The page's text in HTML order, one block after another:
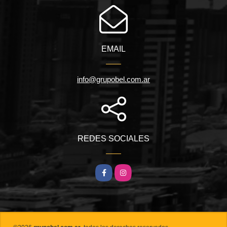
EMAIL
info@grupobel.com.ar
REDES SOCIALES
FacebookInstagram